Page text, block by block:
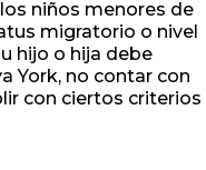
niños menores de
migratorio o nivel
hijo o hija debe
York, no contar con
con ciertos criterios